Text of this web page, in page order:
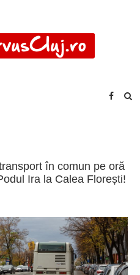
în comun pe oră
Ira la Calea Florești!